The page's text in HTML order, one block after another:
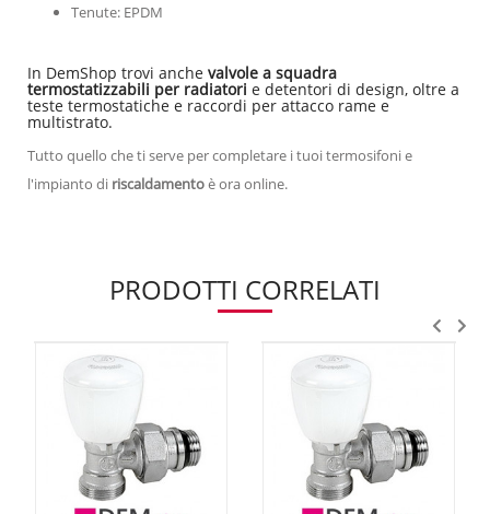
Tenute: EPDM
In DemShop trovi anche valvole a squadra
termostatizzabili per radiatori e detentori di design, oltre a
teste termostatiche e raccordi per attacco rame e
multistrato.
Tutto quello che ti serve per completare i tuoi termosifoni e
l'impianto di riscaldamentoè ora online.
PRODOTTI CORRELATI